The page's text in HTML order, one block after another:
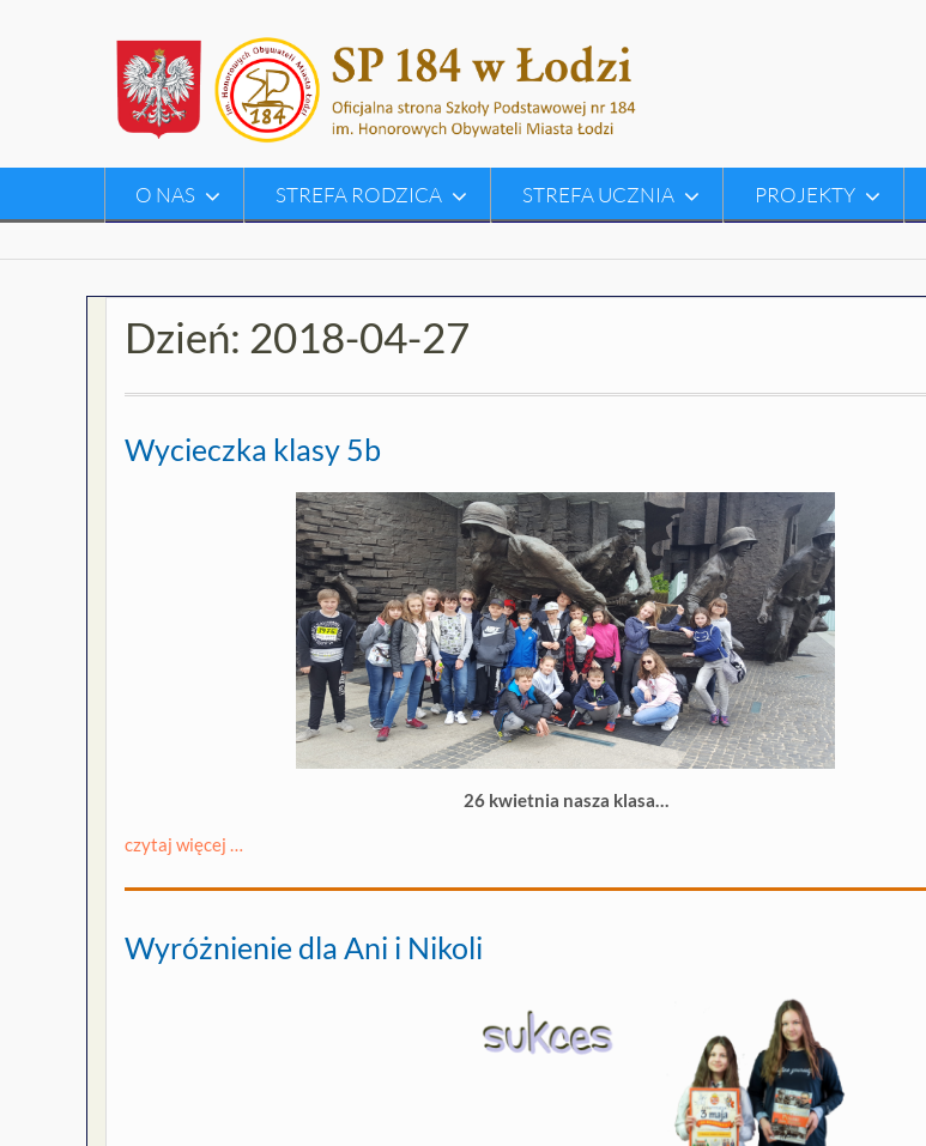
O NAS STREFA RODZICA STREFA UCZNIA PROJEKTY
Dzień: 2018-04-27
Wycieczka klasy 5b
26 kwietnia nasza klasa…
czytaj więcej …
Wyróżnienie dla Ani i Nikoli